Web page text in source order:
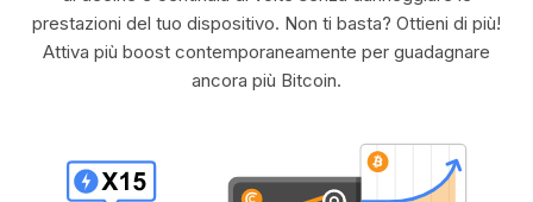
prestazioni del tuo dispositivo. Non ti basta? Ottieni di più!
Attiva più boost contemporaneamente per guadagnare
ancora più Bitcoin.